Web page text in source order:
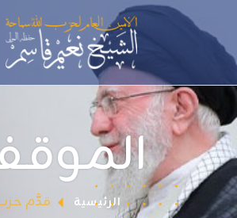
الرئيسية قدَّم حزب